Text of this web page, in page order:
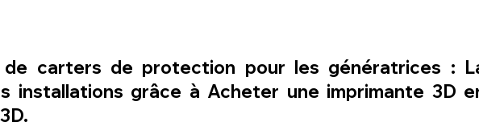
de carters de protection pour les génératrices :
installations grâce à Acheter une imprimante 3D